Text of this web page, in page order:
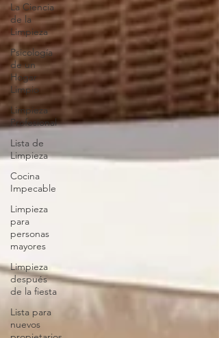
La Ciencia
de la
Limpieza
Psicología
de un
Hogar
Limpio
Limpieza
Profesional
Lista de
Limpieza
Cocina
Impecable
Limpieza
para
personas
mayores
Limpieza
después
de la fiesta
Lista para
nuevos